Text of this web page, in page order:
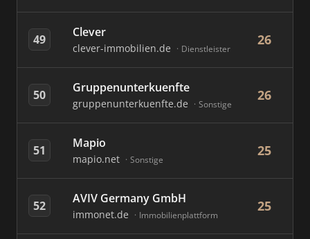
49 Clever
clever-immobilien.de Dienstleister
26
50 Gruppenunterkuenfte
gruppenunterkuenfte.de Sonstige
26
51 Mapio
mapio.net Sonstige
25
52 AVIV Germany GmbH
immonet.de Immobilienplattform
25